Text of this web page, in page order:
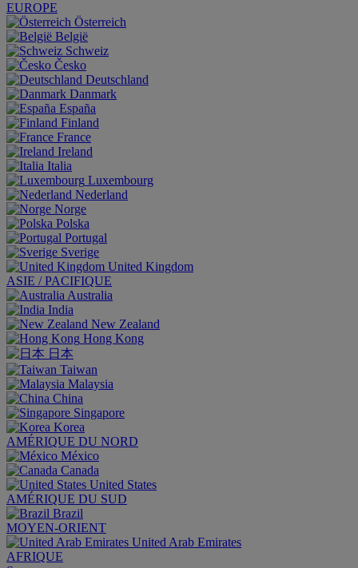
EUROPE
Österreich
België
Schweiz
Česko
Deutschland
Danmark
España
Finland
France
Ireland
Italia
Luxembourg
Nederland
Norge
Polska
Portugal
Sverige
United Kingdom
ASIE / PACIFIQUE
Australia
India
New Zealand
Hong Kong
日本
Taiwan
Malaysia
China
Singapore
Korea
AMÉRIQUE DU NORD
México
Canada
United States
AMÉRIQUE DU SUD
Brazil
MOYEN-ORIENT
United Arab Emirates
AFRIQUE